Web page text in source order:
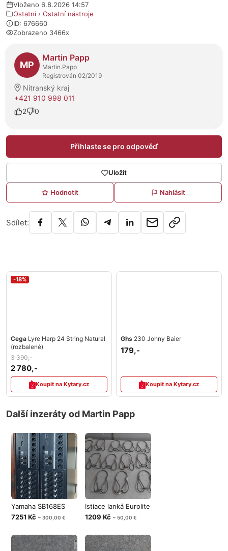
Vloženo 6.8.2026 14:57
Ostatní › Ostatní nástroje
ID: 676660
Zobrazeno 3466x
O prodejci
MP
Martin Papp
Martin.Papp
Registrován 02/2019
Nitranský kraj
+421 910 998 011
2
0
Přihlaste se pro odpověď
Uložit
Hodnotit Nahlásit
Sdílet:
-18%
Cega Lyre Harp 24 String Natural
(rozbalené)
3 390,-
2 780,-
Koupit na Kytary.cz
Ghs 230 Johny Baier
179,-
Koupit na Kytary.cz
Další inzeráty od Martin Papp
Yamaha SB168ES
7251 Kč ~ 300,00 €
Istiace lanká Eurolite
1209 Kč ~ 50,00 €